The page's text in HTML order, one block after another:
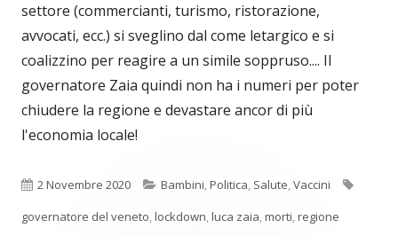
settore (commercianti, turismo, ristorazione,
avvocati, ecc.) si sveglino dal come letargico e si
coalizzino per reagire a un simile soppruso.... Il
governatore Zaia quindi non ha i numeri per poter
chiudere la regione e devastare ancor di più
l'economia locale!
Pubblicato
2 Novembre 2020 Categorie
Bambini,Politica, Salute,Vaccini
governatore del veneto,lockdown,luca zaia,morti,regione